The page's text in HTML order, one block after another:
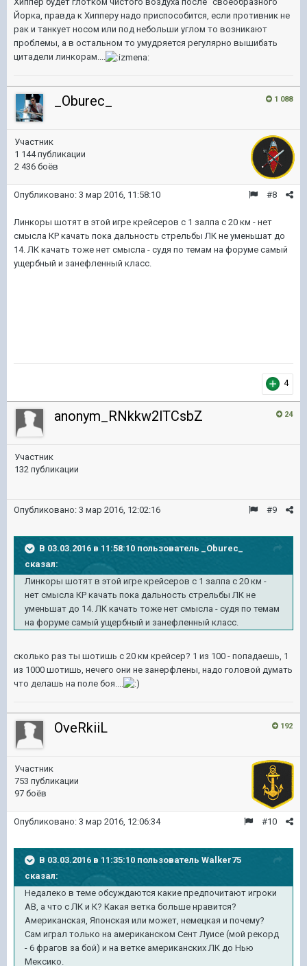
Йорка, правда к Хипперу надо приспособится, если противник не
рак и танкует носом или под небольши углом то возникают
проблемы, а в остальном то умудряется регулярно вышибать
цитадели линкорам....
1 088
_Oburec_
Участник
1 144 публикации
2 436 боёв
#8
Опубликовано: 3 мар 2016, 11:58:10
Линкоры шотят в этой игре крейсеров с 1 залпа с 20 км - нет
смысла КР качать пока дальность стрельбы ЛК не уменьшат до
14. ЛК качать тоже нет смысла - судя по темам на форуме самый
ущербный и занефленный класс.
4
24
anonym_RNkkw2lTCsbZ
Участник
132 публикации
#9
Опубликовано: 3 мар 2016, 12:02:16
В 03.03.2016 в 11:58:10 пользователь _Oburec_
сказал:
Линкоры шотят в этой игре крейсеров с 1 залпа с 20 км -
нет смысла КР качать пока дальность стрельбы ЛК не
уменьшат до 14. ЛК качать тоже нет смысла - судя по темам
на форуме самый ущербный и занефленный класс.
сколько раз ты шотишь с 20 км крейсер? 1 из 100 - попадаешь, 1
из 1000 шотишь, нечего они не занерфлены, надо головой думать
что делашь на поле боя....
192
OveRkiiL
Участник
753 публикации
97 боёв
#10
Опубликовано: 3 мар 2016, 12:06:34
В 03.03.2016 в 11:35:10 пользователь Walker75
сказал:
Недалеко в теме обсуждаются какие предпочитают игроки
АВ, а что с ЛК и К? Какая ветка больше нравится?
Американская, Японская или может, немецкая и почему?
Сам играл только на американском Сент Луисе (мой рекорд
- 6 фрагов за бой) и на ветке американских ЛК до Нью
Мексико.